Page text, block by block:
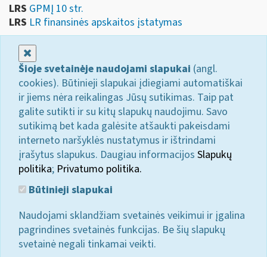
LRS GPMĮ 10 str.
LRS LR finansinės apskaitos įstatymas
Šioje svetainėje naudojami slapukai (angl.
cookies). Būtinieji slapukai įdiegiami automatiškai
ir jiems nėra reikalingas Jūsų sutikimas. Taip pat
galite sutikti ir su kitų slapukų naudojimu. Savo
sutikimą bet kada galėsite atšaukti pakeisdami
interneto naršyklės nustatymus ir ištrindami
įrašytus slapukus. Daugiau informacijos Slapukų
politika; Privatumo politika.
Būtinieji slapukai
Naudojami sklandžiam svetainės veikimui ir įgalina
pagrindines svetainės funkcijas. Be šių slapukų
svetainė negali tinkamai veikti.